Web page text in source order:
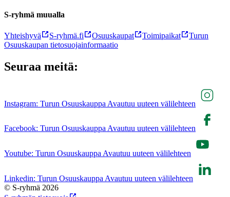
S-ryhmä muualla
Yhteishyvä S-ryhmä.fi Osuuskaupat Toimipaikat
Turun
Osuuskaupan tietosuojainformaatio
Seuraa meitä:
Instagram: Turun Osuuskauppa Avautuu uuteen välilehteen
Facebook: Turun Osuuskauppa Avautuu uuteen välilehteen
Youtube: Turun Osuuskauppa Avautuu uuteen välilehteen
Linkedin: Turun Osuuskauppa Avautuu uuteen välilehteen
© S-ryhmä 2026